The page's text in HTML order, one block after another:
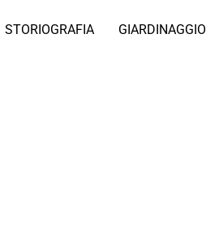
STORIOGRAFIA
GIARDINAGGIO